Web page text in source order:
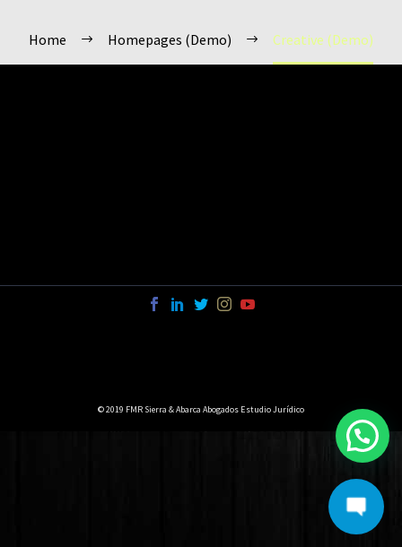
Home Homepages (Demo) Creative (Demo)
© 2019 FMR Sierra & Abarca Abogados Estudio Jurídico